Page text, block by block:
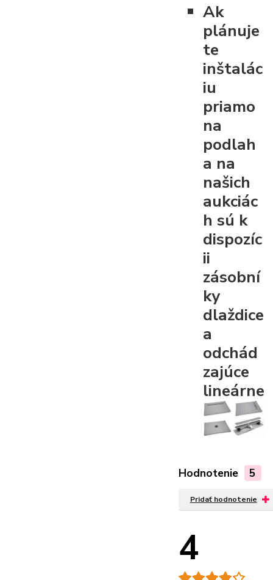
Ak
plánuje
te
inštalác
iu
priamo
na
podlah
a na
našich
aukciác
h sú k
dispozíc
ii
zásobní
ky
dlaždice
a
odchád
zajúce
lineárne
Hodnotenie 5
Pridať hodnotenie
4